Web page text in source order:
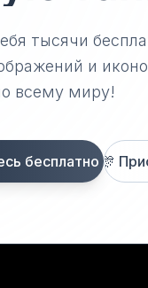
тысячи
и
всему миру!
бесплатно 🎊